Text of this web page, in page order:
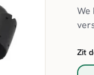
We
Zit